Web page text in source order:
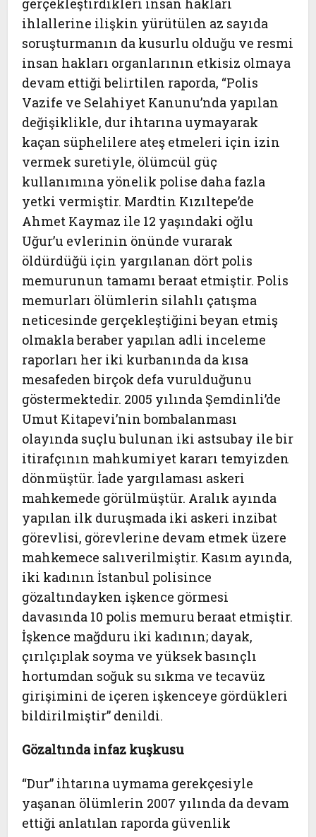
gerçekleştirdikleri insan hakları
ihlallerine ilişkin yürütülen az sayıda
soruşturmanın da kusurlu olduğu ve resmi
insan hakları organlarının etkisiz olmaya
devam ettiği belirtilen raporda, “Polis
Vazife ve Selahiyet Kanunu’nda yapılan
değişiklikle, dur ihtarına uymayarak
kaçan süphelilere ateş etmeleri için izin
vermek suretiyle, ölümcül güç
kullanımına yönelik polise daha fazla
yetki vermiştir. Mardtin Kızıltepe’de
Ahmet Kaymaz ile 12 yaşındaki oğlu
Uğur’u evlerinin önünde vurarak
öldürdüğü için yargılanan dört polis
memurunun tamamı beraat etmiştir. Polis
memurları ölümlerin silahlı çatışma
neticesinde gerçekleştiğini beyan etmiş
olmakla beraber yapılan adli inceleme
raporları her iki kurbanında da kısa
mesafeden birçok defa vurulduğunu
göstermektedir. 2005 yılında Şemdinli’de
Umut Kitapevi’nin bombalanması
olayında suçlu bulunan iki astsubay ile bir
itirafçının mahkumiyet kararı temyizden
dönmüştür. İade yargılaması askeri
mahkemede görülmüştür. Aralık ayında
yapılan ilk duruşmada iki askeri inzibat
görevlisi, görevlerine devam etmek üzere
mahkemece salıverilmiştir. Kasım ayında,
iki kadının İstanbul polisince
gözaltındayken işkence görmesi
davasında 10 polis memuru beraat etmiştir.
İşkence mağduru iki kadının; dayak,
çırılçıplak soyma ve yüksek basınçlı
hortumdan soğuk su sıkma ve tecavüz
girişimini de içeren işkenceye gördükleri
bildirilmiştir” denildi.
Gözaltında infaz kuşkusu
“Dur” ihtarına uymama gerekçesiyle
yaşanan ölümlerin 2007 yılında da devam
ettiği anlatılan raporda güvenlik